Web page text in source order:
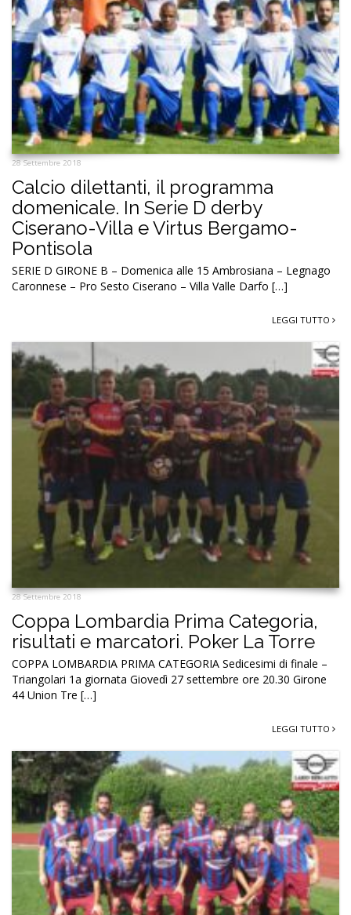
28 Settembre 2018
Calcio dilettanti, il programma
domenicale. In Serie D derby
Ciserano-Villa e Virtus Bergamo-
Pontisola
SERIE D GIRONE B – Domenica alle 15 Ambrosiana – Legnago
Caronnese – Pro Sesto Ciserano – Villa Valle Darfo […]
LEGGI TUTTO
28 Settembre 2018
Coppa Lombardia Prima Categoria,
risultati e marcatori. Poker La Torre
COPPA LOMBARDIA PRIMA CATEGORIA Sedicesimi di finale –
Triangolari 1a giornata Giovedì 27 settembre ore 20.30 Girone
44 Union Tre […]
LEGGI TUTTO